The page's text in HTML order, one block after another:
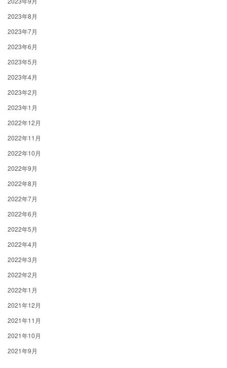
2023年8月
2023年7月
2023年6月
2023年5月
2023年4月
2023年2月
2023年1月
2022年12月
2022年11月
2022年10月
2022年9月
2022年8月
2022年7月
2022年6月
2022年5月
2022年4月
2022年3月
2022年2月
2022年1月
2021年12月
2021年11月
2021年10月
2021年9月